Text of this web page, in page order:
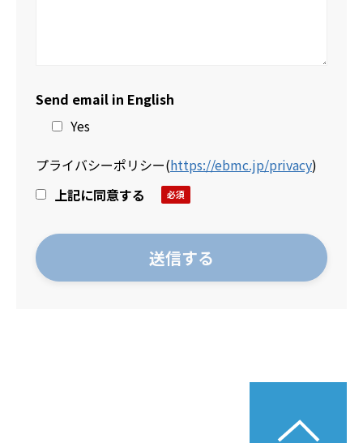
Send email in English
Yes
プライバシーポリシー(https://ebmc.jp/privacy)
上記に同意する